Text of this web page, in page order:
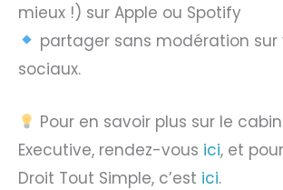
mieux !) sur Apple ou Spotify
partager sans modération sur
sociaux.
Pour en savoir plus sur le
Executive, rendez-vous ici, et
Droit Tout Simple, c’est ici.